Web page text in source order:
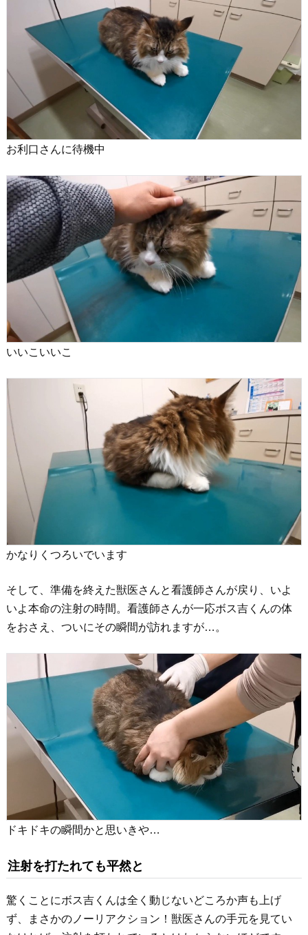
お利口さんに待機中
いいこいいこ
かなりくつろいでいます
そして、準備を終えた獣医さんと看護師さんが戻り、いよ
いよ本命の注射の時間。看護師さんが一応ボス吉くんの体
をおさえ、ついにその瞬間が訪れますが…。
ドキドキの瞬間かと思いきや…
注射を打たれても平然と
驚くことにボス吉くんは全く動じないどころか声も上げ
ず、まさかのノーリアクション！獣医さんの手元を見てい